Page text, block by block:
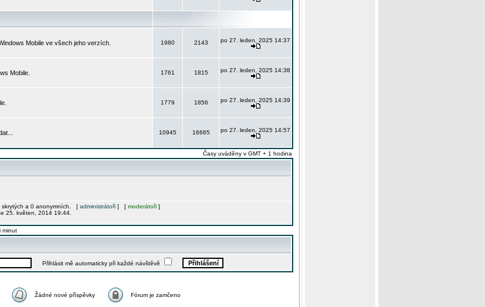
Mobile ve všech jeho verzích.
1980 2143 po 27. leden, 2025 14:37
Mobile.
1761 1815 po 27. leden, 2025 14:38
1779 1856 po 27. leden, 2025 14:39
10945 16665 po 27. leden, 2025 14:57
Časy uváděny v GMT + 1 hodina
skrytých a 0 anonymních. [ administrátoři ] [ moderátoři ]
25. květen, 2014 19:44.
minut
Přihlásit mě automaticky při každé návštěvě
Žádné nové příspěvky Fórum je zamčeno